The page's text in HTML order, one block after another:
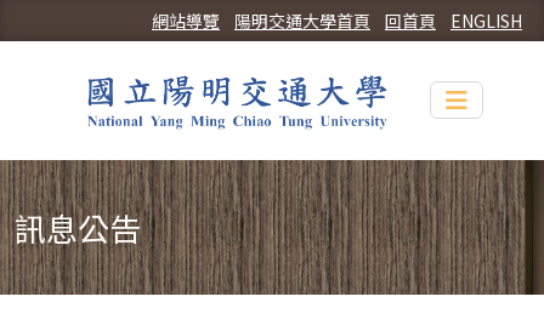
ENGLISH
回首頁
陽明交通大學首頁
網站導覽
Toggle
訊息公告